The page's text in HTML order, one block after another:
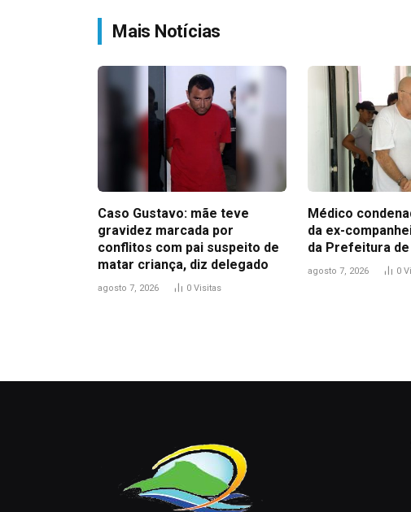
Mais Notícias
Caso Gustavo: mãe teve
gravidez marcada por
conflitos com pai suspeito de
matar criança, diz delegado
agosto 7, 2026 0 Visitas
Médico
da ex-
da Prefeitura de
agosto 7, 2026 0